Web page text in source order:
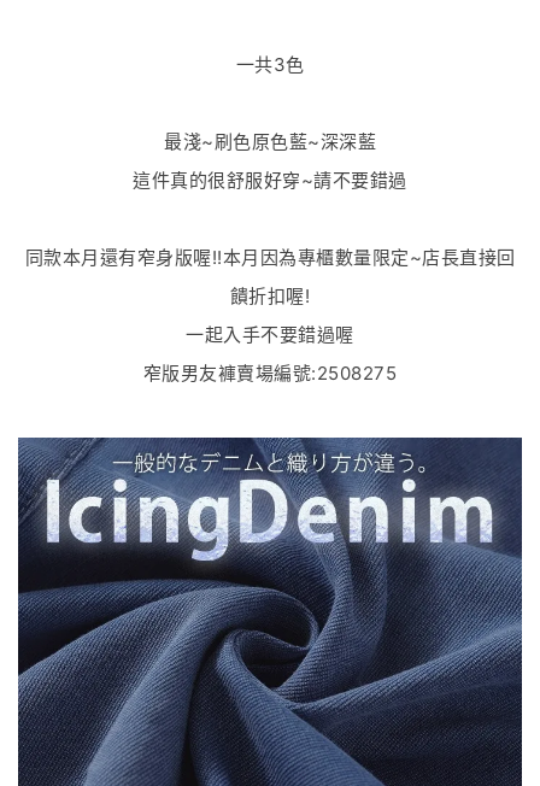
一共3色
最淺~刷色原色藍~深深藍
這件真的很舒服好穿~請不要錯過
同款本月還有窄身版喔!!本月因為專櫃數量限定~店長直接回
饋折扣喔!
一起入手不要錯過喔
窄版男友褲賣場編號:2508275